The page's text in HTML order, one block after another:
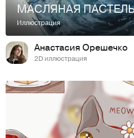
Иллюстрация
Анастасия Орешечко
2D иллюстрация